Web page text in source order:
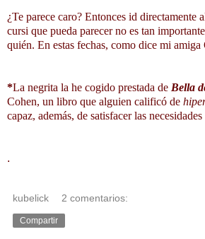
¿Te parece caro? Entonces id directamente
cursi que pueda parecer no es tan
quién. En estas fechas, como dice mi amiga
*La negrita la he cogido prestada de Bella
Cohen, un libro que alguien calificó de
capaz, además, de satisfacer las
.
kubelick 2 comentarios:
Compartir